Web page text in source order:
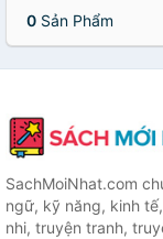
0 Sản Phẩm
SachMoiNhat.com
ngữ, kỹ năng, kinh
nhi, truyện tranh,